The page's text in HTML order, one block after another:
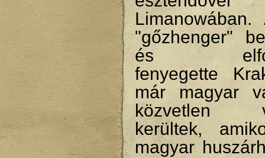
"gőzhenger"
és
fenyegette
már magyar
közvetlen
kerültek,
magyar